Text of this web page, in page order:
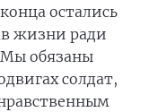
остались
жизни ради
Мы обязаны
солдат,